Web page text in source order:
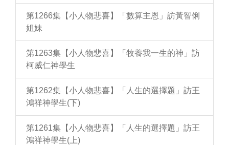
第1266集【小人物悲喜】「數算主恩」訪黃智俐
姐妹
第1263集【小人物悲喜】「牧養我一生的神」訪
柯威仁神學生
第1262集【小人物悲喜】「人生的選擇題」訪王
鴻祥神學生(下)
第1261集【小人物悲喜】「人生的選擇題」訪王
鴻祥神學生(上)